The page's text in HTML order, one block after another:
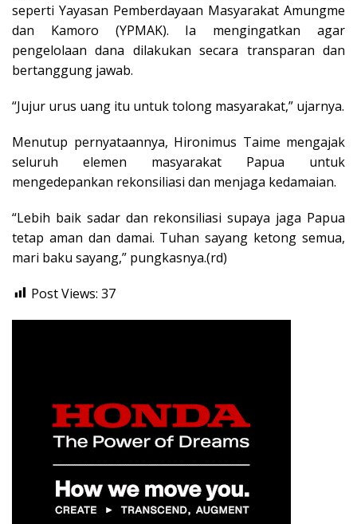
seperti Yayasan Pemberdayaan Masyarakat Amungme
dan Kamoro (YPMAK). Ia mengingatkan agar
pengelolaan dana dilakukan secara transparan dan
bertanggung jawab.
“Jujur urus uang itu untuk tolong masyarakat,” ujarnya.
Menutup pernyataannya, Hironimus Taime mengajak
seluruh elemen masyarakat Papua untuk
mengedepankan rekonsiliasi dan menjaga kedamaian.
“Lebih baik sadar dan rekonsiliasi supaya jaga Papua
tetap aman dan damai. Tuhan sayang ketong semua,
mari baku sayang,” pungkasnya.(rd)
Post Views: 37